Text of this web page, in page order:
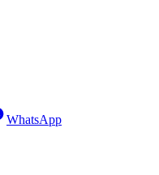
WhatsApp